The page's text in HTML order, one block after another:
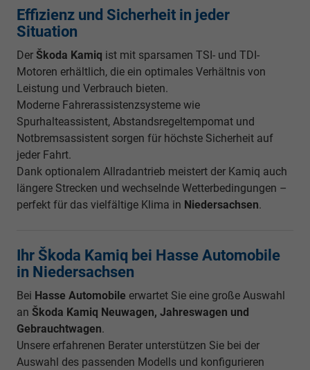
Effizienz und Sicherheit in jeder
Situation
Der Škoda Kamiq ist mit sparsamen TSI- und TDI-
Motoren erhältlich, die ein optimales Verhältnis von
Leistung und Verbrauch bieten.
Moderne Fahrerassistenzsysteme wie
Spurhalteassistent, Abstandsregeltempomat und
Notbremsassistent sorgen für höchste Sicherheit auf
jeder Fahrt.
Dank optionalem Allradantrieb meistert der Kamiq auch
längere Strecken und wechselnde Wetterbedingungen –
perfekt für das vielfältige Klima in Niedersachsen.
Ihr Škoda Kamiq bei Hasse Automobile
in Niedersachsen
Bei Hasse Automobile erwartet Sie eine große Auswahl
an Škoda Kamiq Neuwagen, Jahreswagen und
Gebrauchtwagen.
Unsere erfahrenen Berater unterstützen Sie bei der
Auswahl des passenden Modells und konfigurieren